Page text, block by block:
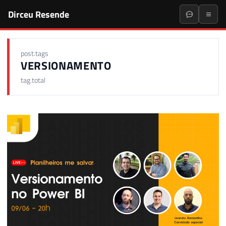
Dirceu Resende
post.tags
VERSIONAMENTO
tag.total